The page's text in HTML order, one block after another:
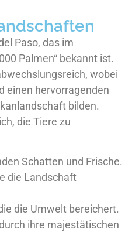
Paso, das im
Palmen“ bekannt ist.
wobei
einen hervorragenden
bilden.
die Tiere zu
Schatten und Frische.
die Landschaft
die Umwelt bereichert.
ihre majestätischen